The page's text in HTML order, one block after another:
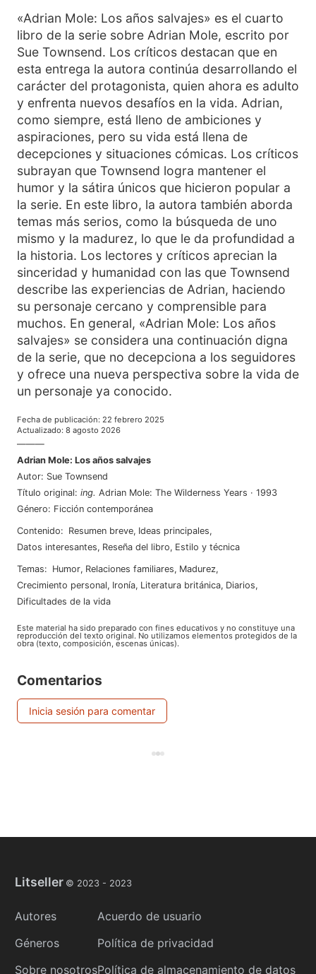
«Adrian Mole: Los años salvajes» es el cuarto
libro de la serie sobre Adrian Mole, escrito por
Sue Townsend. Los críticos destacan que en
esta entrega la autora continúa desarrollando el
carácter del protagonista, quien ahora es adulto
y enfrenta nuevos desafíos en la vida. Adrian,
como siempre, está lleno de ambiciones y
aspiraciones, pero su vida está llena de
decepciones y situaciones cómicas. Los críticos
subrayan que Townsend logra mantener el
humor y la sátira únicos que hicieron popular a
la serie. En este libro, la autora también aborda
temas más serios, como la búsqueda de uno
mismo y la madurez, lo que le da profundidad a
la historia. Los lectores y críticos aprecian la
sinceridad y humanidad con las que Townsend
describe las experiencias de Adrian, haciendo
su personaje cercano y comprensible para
muchos. En general, «Adrian Mole: Los años
salvajes» se considera una continuación digna
de la serie, que no decepciona a los seguidores
y ofrece una nueva perspectiva sobre la vida de
un personaje ya conocido.
Fecha de publicación: 22 febrero 2025
Actualizado: 8 agosto 2026
———
Adrian Mole: Los años salvajes
Autor: Sue Townsend
Título original: ing. Adrian Mole: The Wilderness Years · 1993
Género: Ficción contemporánea
Contenido: Resumen breve, Ideas principales,
Datos interesantes, Reseña del libro, Estilo y técnica
Temas: humor, relaciones familiares, madurez,
crecimiento personal, ironía, literatura británica, diarios,
dificultades de la vida
Este material ha sido preparado con fines educativos y no constituye una
reproducción del texto original. No utilizamos elementos protegidos de la
obra (texto, composición, escenas únicas).
Comentarios
Inicia sesión para comentar
Litseller © 2023 - 2023
Autores
Géneros
Sobre nosotros
Acuerdo de usuario
Política de privacidad
Política de almacenamiento de datos